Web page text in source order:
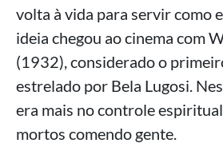
volta à vida para servir como
ideia chegou ao cinema com
(1932), considerado o
estrelado por Bela Lugosi.
era mais no controle
mortos comendo gente.